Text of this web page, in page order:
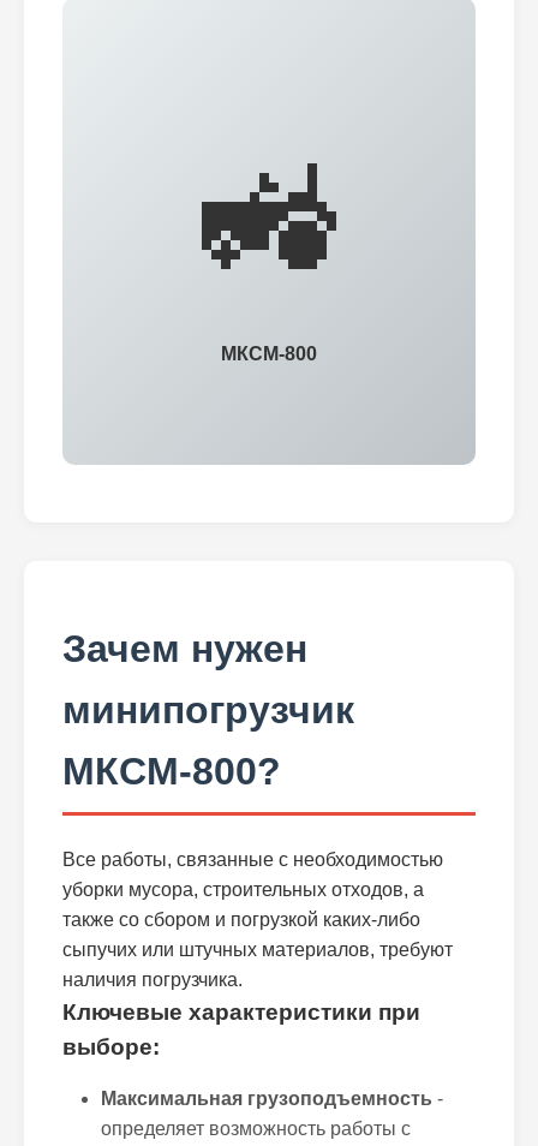
🚜
МКСМ-800
Зачем нужен
минипогрузчик
МКСМ-800?
Все работы, связанные с необходимостью
уборки мусора, строительных отходов, а
также со сбором и погрузкой каких-либо
сыпучих или штучных материалов, требуют
наличия погрузчика.
Ключевые характеристики при
выборе:
Максимальная грузоподъемность -
определяет возможность работы с